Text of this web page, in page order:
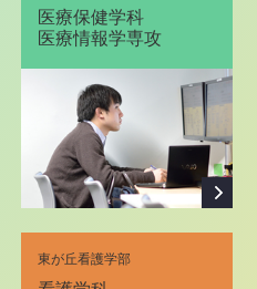
医療保健学科
医療情報学専攻
東が丘看護学部